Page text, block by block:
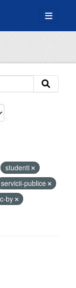
studenti
servicii-publice
by